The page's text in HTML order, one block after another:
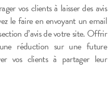
vos clients à laisser des avis
le faire en envoyant un email
d’avis de votre site. Offrir
réduction sur une future
vos clients à partager leur